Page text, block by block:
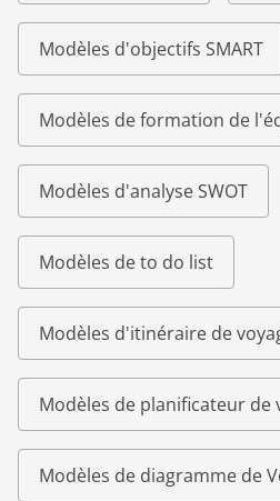
Modèles d'objectifs SMART
Modèles de formation de
Modèles d'analyse SWOT
Modèles de to do list
Modèles d'itinéraire de
Modèles de planificateur de
Modèles de diagramme de